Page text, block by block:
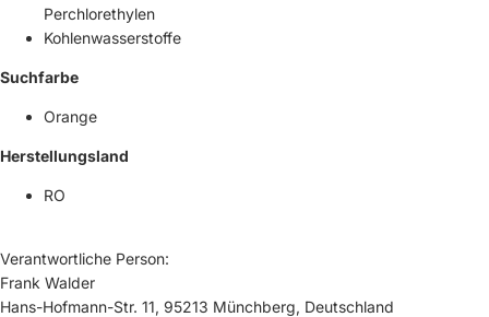
Perchlorethylen
Kohlenwasserstoffe
Suchfarbe
Orange
Herstellungsland
RO
Verantwortliche Person:
Frank Walder
Hans-Hofmann-Str. 11, 95213 Münchberg, Deutschland